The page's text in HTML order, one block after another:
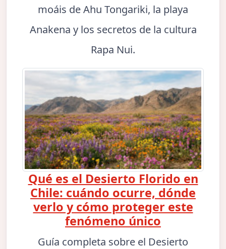
moáis de Ahu Tongariki, la playa
Anakena y los secretos de la cultura
Rapa Nui.
Qué es el Desierto Florido en
Chile: cuándo ocurre, dónde
verlo y cómo proteger este
fenómeno único
Guía completa sobre el Desierto